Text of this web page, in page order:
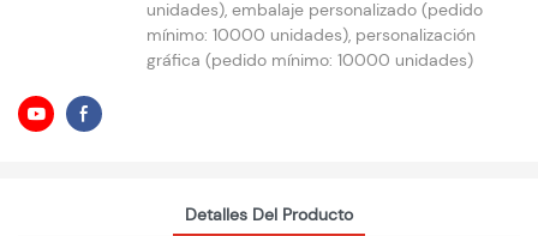
unidades), embalaje personalizado (pedido
mínimo: 10000 unidades), personalización
gráfica (pedido mínimo: 10000 unidades)
Detalles Del Producto